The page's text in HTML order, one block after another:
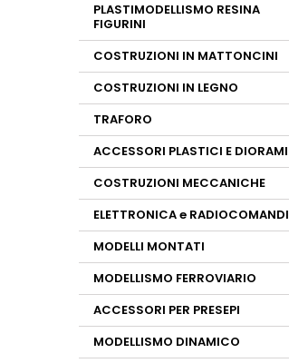
PLASTIMODELLISMO RESINA
FIGURINI
COSTRUZIONI IN MATTONCINI
COSTRUZIONI IN LEGNO
TRAFORO
ACCESSORI PLASTICI E DIORAMI
COSTRUZIONI MECCANICHE
ELETTRONICA e RADIOCOMANDI
MODELLI MONTATI
MODELLISMO FERROVIARIO
ACCESSORI PER PRESEPI
MODELLISMO DINAMICO